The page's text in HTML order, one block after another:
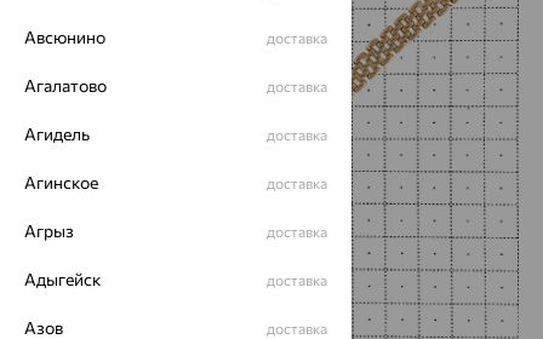
Авсюнино доставка
Агалатово доставка
Агидель доставка
Агинское доставка
Агрыз доставка
Адыгейск доставка
Азов доставка